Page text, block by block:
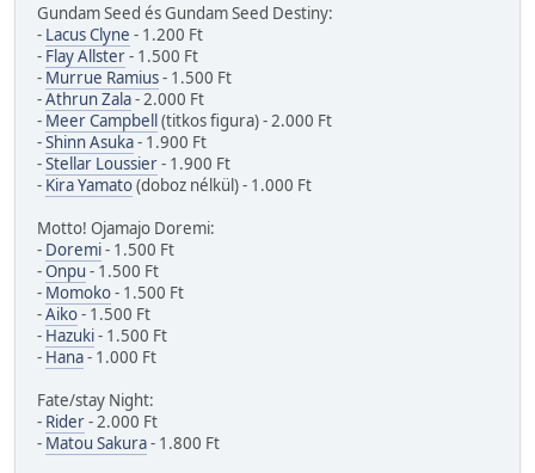
Gundam Seed és Gundam Seed Destiny:
- Lacus Clyne - 1.200 Ft
- Flay Allster- 1.500 Ft
- Murrue Ramius- 1.500 Ft
-Athrun Zala- 2.000 Ft
- Meer Campbell(titkos figura) - 2.000 Ft
-Shinn Asuka- 1.900 Ft
-Stellar Loussier- 1.900 Ft
- Kira Yamato(doboz nélkül) - 1.000 Ft
Motto! Ojamajo Doremi:
- Doremi- 1.500 Ft
-Onpu - 1.500 Ft
- Momoko- 1.500 Ft
-Aiko- 1.500 Ft
- Hazuki- 1.500 Ft
- Hana- 1.000 Ft
Fate/stay Night:
- Rider- 2.000 Ft
- Matou Sakura- 1.800 Ft